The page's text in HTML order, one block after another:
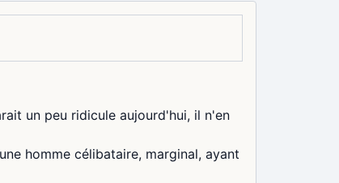
un peu ridicule aujourd'hui, il n'en
homme célibataire, marginal, ayant